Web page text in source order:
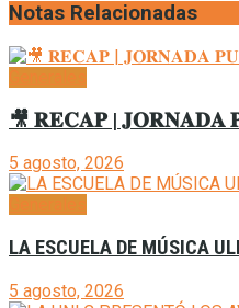
Notas Relacionadas
🎥 𝐑𝐄𝐂𝐀𝐏 | 𝐉𝐎𝐑𝐍𝐀𝐃𝐀
5 agosto, 2026
LA ESCUELA DE MÚSICA
5 agosto, 2026